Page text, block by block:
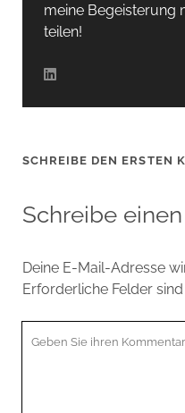
meine Begeisterung
teilen!
SCHREIBE DEN ERSTEN
Schreibe
Deine E-Mail-Adresse
Erforderliche Felder